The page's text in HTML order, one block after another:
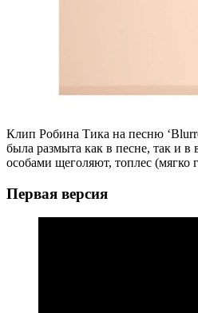
Клип Робина Тика на песню
была размыта как в песне, так и
особами щеголяют, топлес (мягко
Первая версия